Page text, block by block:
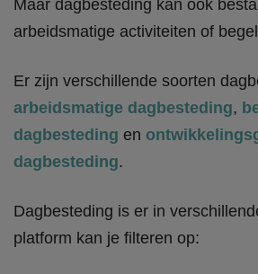
Maar dagbesteding kan ook
arbeidsmatige activiteiten of
Er zijn verschillende soorten
arbeidsmatige dagbesteding,
dagbesteding en
dagbesteding.
Dagbesteding is er in
platform kan je filteren op: